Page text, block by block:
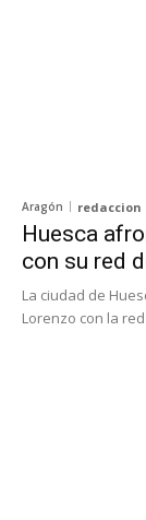
Aragón redaccion
Huesca
con su red
La ciudad de
Lorenzo con la